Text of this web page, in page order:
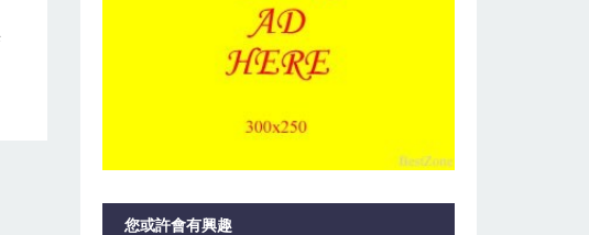
您或許會有興趣